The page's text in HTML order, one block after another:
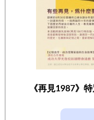
《再見1987》